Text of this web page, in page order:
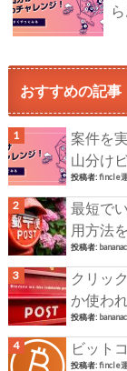
おすすめの記事
案件を
山分け
投稿者:fincle
最短で
用方法
投稿者:
クリッ
か使われ
投稿者:
ビット
投稿者:fincle